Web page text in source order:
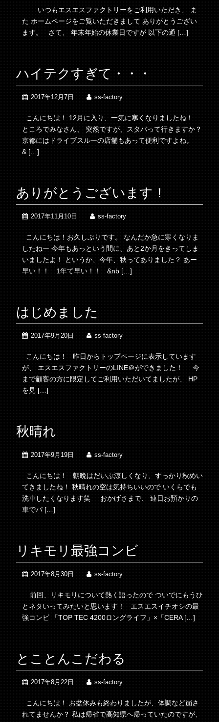
いつもエスエスファクトリーをご利用いただき、 ま
た ホームページをご覧いただきまして ありがとうござい
ます。 さて、 年末年始の休業日ですが 以下の通 […]
ハイテクすぎて・・・
2017年12月7日 ss-factory
こんにちは！ 12月に入り、一気に寒くなりましたね！
ところでみなさん、 突然ですが、スタバって行きますか？
京都にはドライブスルーの店舗もあって便利ですよね。
& […]
ありがとうございます！
2017年11月10日 ss-factory
こんにちは！お久しぶりです。 なんだか急に寒くなりま
したねー 今年もあっという間に、あと2か月をきってしま
いましたよ！ というか、今年、秋ってありました？ あー
早い！！ 1年て早い！！ &nb […]
はじめました
2017年9月20日 ss-factory
こんにちは！ 昨日からトップページに表示しています
が、 エスエスファクトリーのLINE＠ができました！ 今
まで顧客の方に限定してご利用いただいてましたが、 HP
を見 […]
秋晴れ
2017年9月19日 ss-factory
こんにちは！ 朝晩はだいぶ涼しくなり、すっかり秋めい
てきましたね！ 秋晴れの空は気持ちいいので いくらでも
洗車したくなります笑 おかげさまで、 連日お預かりの
車でパ […]
リキモリ最強コンビ
2017年8月30日 ss-factory
前回、リキモリについて熱く語ったので ついでにもうひ
とネタいってみたいと思います！ エスエスイチオシの最
強コンビ 「TOP TEC 4200ロングライフ」×「CERA […]
とことんこだわる
2017年8月22日 ss-factory
こんにちは！ お盆休みも終わりましたが、体調など崩さ
れてませんか？ 私は帰省で高知県へ帰っていたのですが、